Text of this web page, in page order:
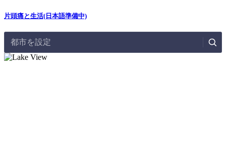
片頭痛と生活(日本語準備中)
都市を設定